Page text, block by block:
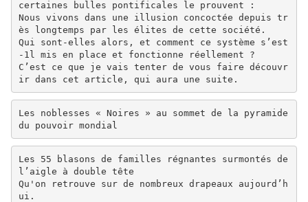
certaines bulles pontificales le prouvent :
Nous vivons dans une illusion concoctée depuis tr
ès longtemps par les élites de cette société.
Qui sont-elles alors, et comment ce système s’est
-1l mis en place et fonctionne réellement ?
C’est ce que je vais tenter de vous faire découvr
ir dans cet article, qui aura une suite.
Les noblesses « Noires » au sommet de la pyramide
du pouvoir mondial
Les 55 blasons de familles régnantes surmontés de
l’aigle à double tête
Qu'on retrouve sur de nombreux drapeaux aujourd’h
ui.